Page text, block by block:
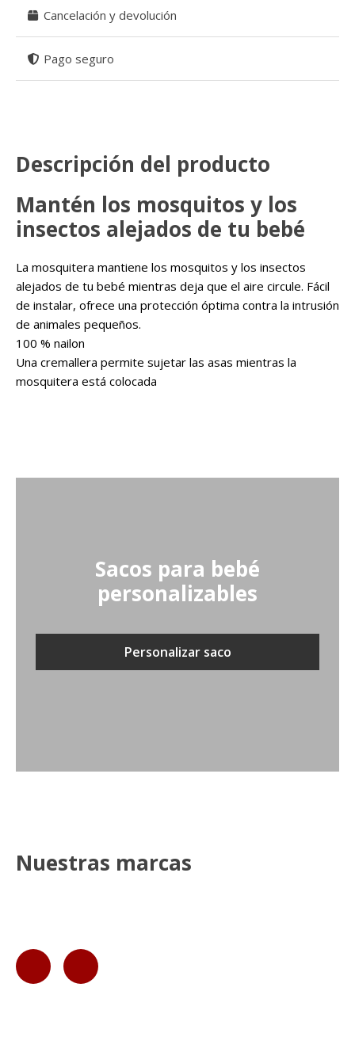
Cancelación y devolución
Pago seguro
Descripción del producto
Mantén los mosquitos y los
insectos alejados de tu bebé
La mosquitera mantiene los mosquitos y los insectos
alejados de tu bebé mientras deja que el aire circule. Fácil
de instalar, ofrece una protección óptima contra la intrusión
de animales pequeños.
100 % nailon
Una cremallera permite sujetar las asas mientras la
mosquitera está colocada
Sacos para bebé
personalizables
Personalizar saco
Nuestras marcas